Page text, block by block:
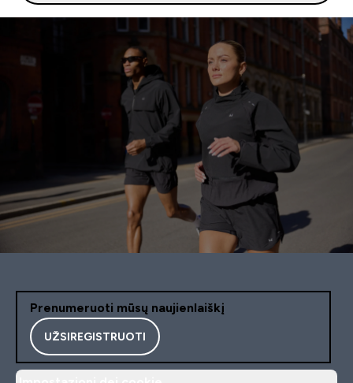
Prenumeruoti mūsų naujienlaiškį
UŽSIREGISTRUOTI